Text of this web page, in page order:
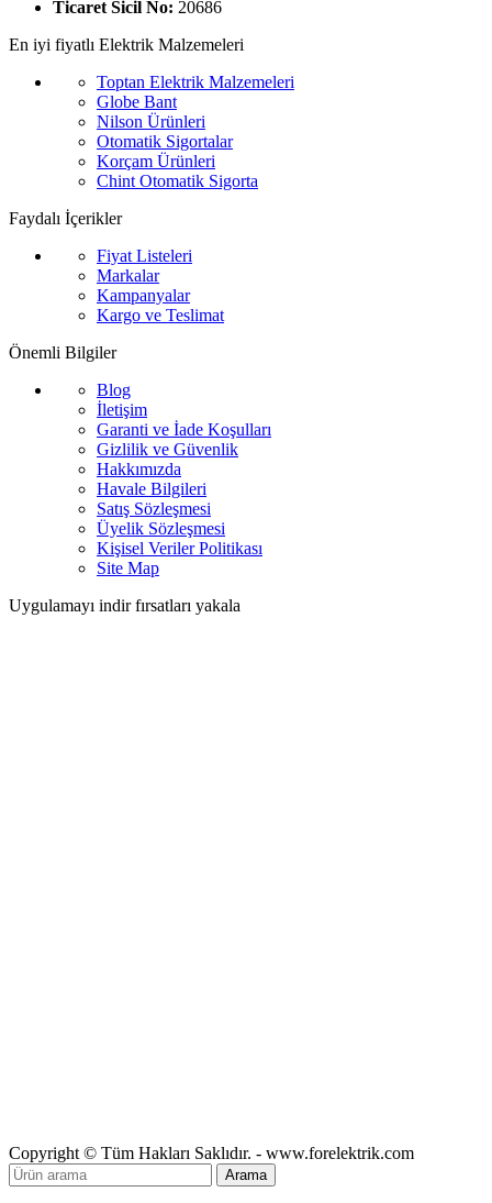
Ticaret Sicil No: 20686
En iyi fiyatlı Elektrik Malzemeleri
Toptan Elektrik Malzemeleri
Globe Bant
Nilson Ürünleri
Otomatik Sigortalar
Korçam Ürünleri
Chint Otomatik Sigorta
Faydalı İçerikler
Fiyat Listeleri
Markalar
Kampanyalar
Kargo ve Teslimat
Önemli Bilgiler
Blog
İletişim
Garanti ve İade Koşulları
Gizlilik ve Güvenlik
Hakkımızda
Havale Bilgileri
Satış Sözleşmesi
Üyelik Sözleşmesi
Kişisel Veriler Politikası
Site Map
Uygulamayı indir fırsatları yakala
Copyright © Tüm Hakları Saklıdır. - www.forelektrik.com
Arama